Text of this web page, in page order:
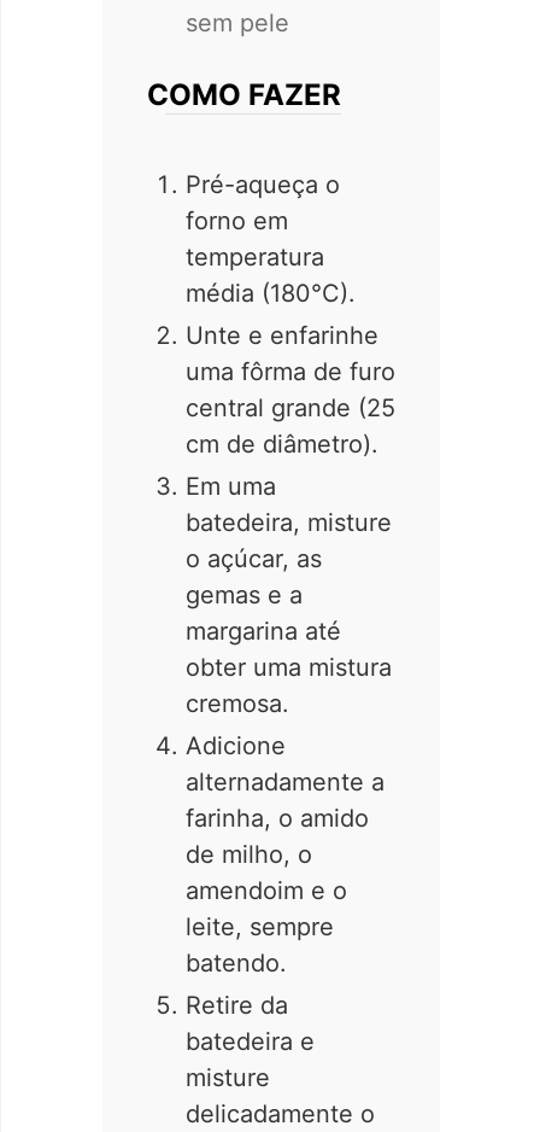
sem pele
COMO FAZER
Pré-aqueça o
forno em
temperatura
média (180°C).
Unte e enfarinhe
uma fôrma de furo
central grande (25
cm de diâmetro).
Em uma
batedeira, misture
o açúcar, as
gemas e a
margarina até
obter uma mistura
cremosa.
Adicione
alternadamente a
farinha, o amido
de milho, o
amendoim e o
leite, sempre
batendo.
Retire da
batedeira e
misture
delicadamente o